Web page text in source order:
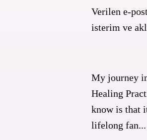
Verilen e-
isterim ve
My journey
Healing
know is that
lifelong fan...